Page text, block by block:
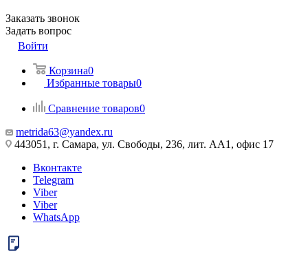
Заказать звонок
Задать вопрос
Войти
Корзина0
Избранные товары0
Сравнение товаров0
metrida63@yandex.ru
443051, г. Самара, ул. Свободы, 236, лит. АА1, офис 17
Вконтакте
Telegram
Viber
Viber
WhatsApp